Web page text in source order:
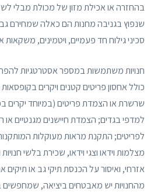
בהחזרה או אכילת מזון של מכולת מבלי
שנפוץ בגניבה מחנות הם כאלה שמחירם
סכיני גילוח חד פעמיים, ויטמינים, משקאות
חנויות משתמשות במספר אסטרטגיות
כולל אחסון פריטים קטנים ויקרים בקופסאות
שרשרת או הצמדת פריטים (במיוחד יקרים
למדפי בגדים; הצמדת חיישנים מגנטיים או
לפריטים; התקנת מראות מעוקלות
מצלמות וידאו וצגי וידאו, שכירת בלשי
אזרחי, ואיסור על הכנסת תיקי גב או
מהחנויות יש מאבטחים ביציאה, שמחפשים